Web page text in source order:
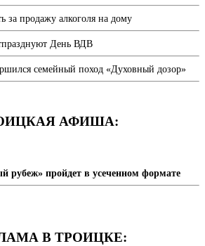
за продажу алкоголя на дому
День ВДВ
семейный поход «Духовный дозор»
АФИША:
пройдет в усеченном формате
В ТРОИЦКЕ: